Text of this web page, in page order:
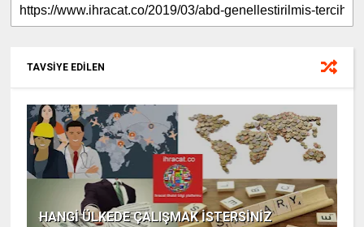
TAVSİYE EDİLEN
HANGİ ÜLKEDE ÇALIŞMAK İSTERSİNİZ